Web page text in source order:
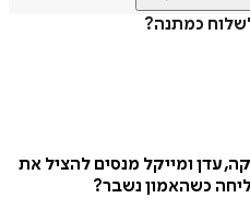
כמתנה?
עדן ומייקל מנסים להציל את
כשהאמון נשבר?